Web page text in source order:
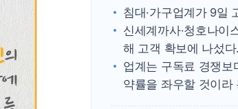
침대·가구업계가 9일
신세계까사·청호나이
해 고객 확보에 나섰다.
업계는 구독료 경쟁보
약률을 좌우할 것이라